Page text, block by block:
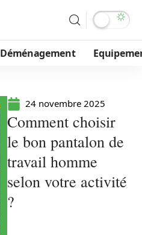
Déménagement
24 novembre 2025
Comment choisir
le bon pantalon de
travail homme
selon votre activité
?